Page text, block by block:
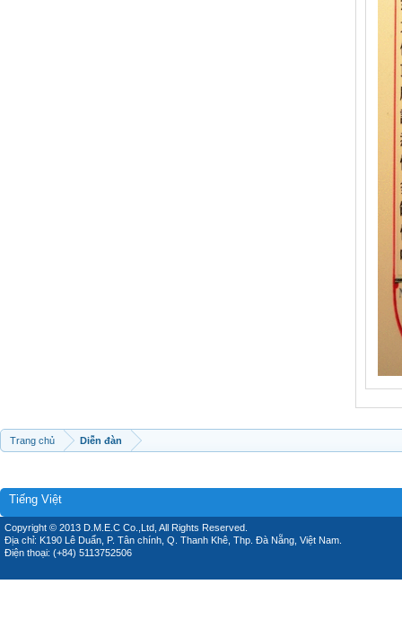
Trang chủ Diễn đàn
Tiếng Việt
Copyright © 2013 D.M.E.C Co.,Ltd, All Rights Reserved.
Địa chỉ: K190 Lê Duẩn, P. Tân chính, Q. Thanh Khê, Thp. Đà Nẵng, Việt Nam.
Điện thoại: (+84) 5113752506